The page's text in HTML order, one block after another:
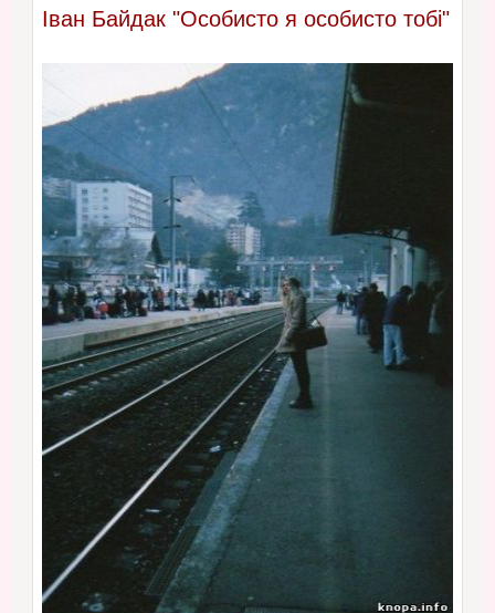
Іван Байдак "Особисто я особисто тобі"